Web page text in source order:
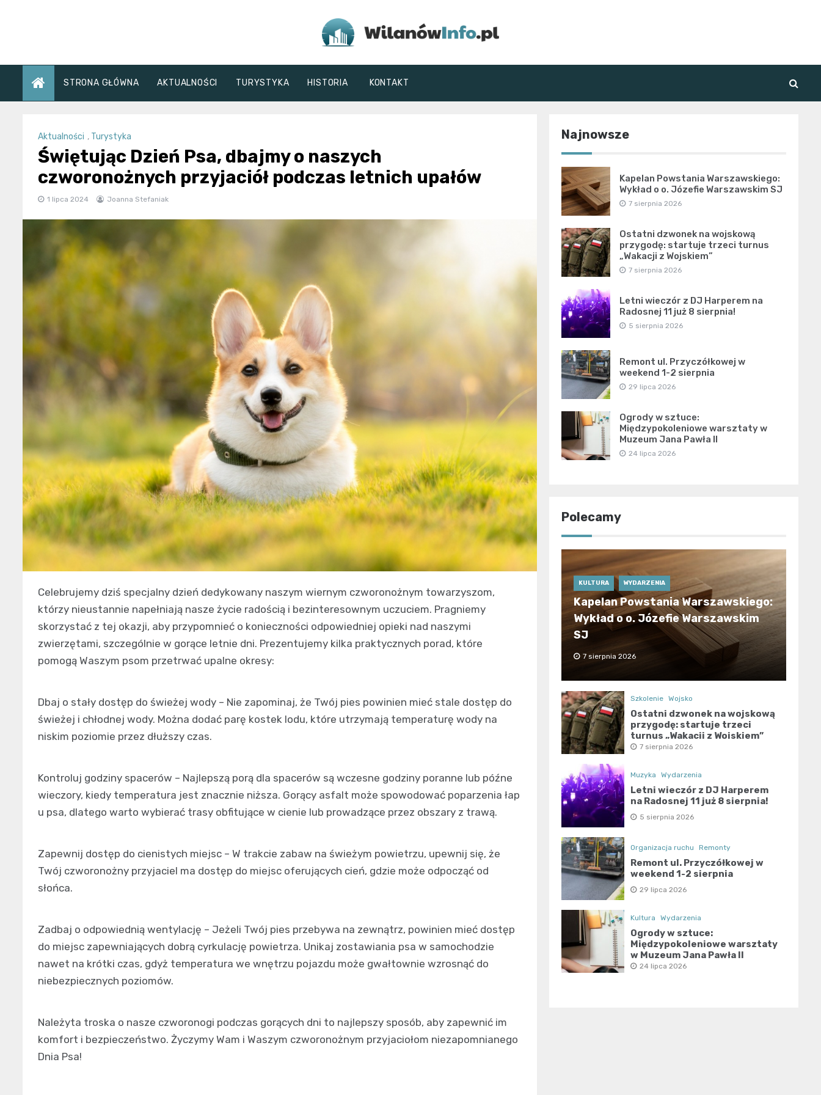
WilanówInfo.pl
STRONA GŁÓWNA AKTUALNOŚCI TURYSTYKA HISTORIA KONTAKT
Aktualności , Turystyka
Świętując Dzień Psa, dbajmy o naszych
czworonożnych przyjaciół podczas letnich upałów
1 lipca 2024 Joanna Stefaniak
Celebrujemy dziś specjalny dzień dedykowany naszym wiernym czworonożnym towarzyszom,
którzy nieustannie napełniają nasze życie radością i bezinteresownym uczuciem. Pragniemy
skorzystać z tej okazji, aby przypomnieć o konieczności odpowiedniej opieki nad naszymi
zwierzętami, szczególnie w gorące letnie dni. Prezentujemy kilka praktycznych porad, które
pomogą Waszym psom przetrwać upalne okresy:
Dbaj o stały dostęp do świeżej wody – Nie zapominaj, że Twój pies powinien mieć stale dostęp do
świeżej i chłodnej wody. Można dodać parę kostek lodu, które utrzymają temperaturę wody na
niskim poziomie przez dłuższy czas.
Kontroluj godziny spacerów – Najlepszą porą dla spacerów są wczesne godziny poranne lub późne
wieczory, kiedy temperatura jest znacznie niższa. Gorący asfalt może spowodować poparzenia łap
u psa, dlatego warto wybierać trasy obfitujące w cienie lub prowadzące przez obszary z trawą.
Zapewnij dostęp do cienistych miejsc – W trakcie zabaw na świeżym powietrzu, upewnij się, że
Twój czworonożny przyjaciel ma dostęp do miejsc oferujących cień, gdzie może odpocząć od
słońca.
Zadbaj o odpowiednią wentylację – Jeżeli Twój pies przebywa na zewnątrz, powinien mieć dostęp
do miejsc zapewniających dobrą cyrkulację powietrza. Unikaj zostawiania psa w samochodzie
nawet na krótki czas, gdyż temperatura we wnętrzu pojazdu może gwałtownie wzrosnąć do
niebezpiecznych poziomów.
Należyta troska o nasze czworonogi podczas gorących dni to najlepszy sposób, aby zapewnić im
komfort i bezpieczeństwo. Życzymy Wam i Waszym czworonożnym przyjaciołom niezapomnianego
Dnia Psa!
Najnowsze
Kapelan Powstania Warszawskiego:
Wykład o o. Józefie Warszawskim SJ
7 sierpnia 2026
Ostatni dzwonek na wojskową
przygodę: startuje trzeci turnus
„Wakacji z Wojskiem”
7 sierpnia 2026
Letni wieczór z DJ Harperem na
Radosnej 11 już 8 sierpnia!
5 sierpnia 2026
Remont ul. Przyczółkowej w
weekend 1-2 sierpnia
29 lipca 2026
Ogrody w sztuce:
Międzypokoleniowe warsztaty w
Muzeum Jana Pawła II
24 lipca 2026
Polecamy
KULTURA WYDARZENIA
Kapelan Powstania Warszawskiego:
Wykład o o. Józefie Warszawskim
SJ
7 sierpnia 2026
Szkolenie Wojsko
Ostatni dzwonek na wojskową
przygodę: startuje trzeci
turnus „Wakacji z Wojskiem”
7 sierpnia 2026
Muzyka Wydarzenia
Letni wieczór z DJ Harperem
na Radosnej 11 już 8 sierpnia!
5 sierpnia 2026
Organizacja ruchu Remonty
Remont ul. Przyczółkowej w
weekend 1-2 sierpnia
29 lipca 2026
Kultura Wydarzenia
Ogrody w sztuce:
Międzypokoleniowe warsztaty
w Muzeum Jana Pawła II
24 lipca 2026